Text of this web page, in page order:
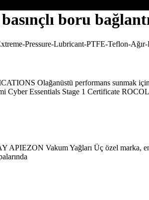
boru
Olağanüstü performans sunmak
Cyber Essentials Stage 1 Certificate
Vakum Yağları Üç özel marka,